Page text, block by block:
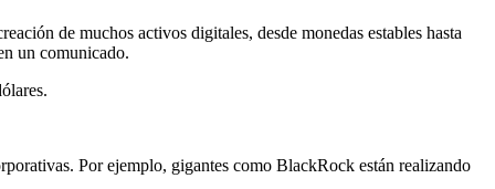
de muchos activos digitales, desde monedas estables hasta
un comunicado.
Por ejemplo, gigantes como BlackRock están realizando